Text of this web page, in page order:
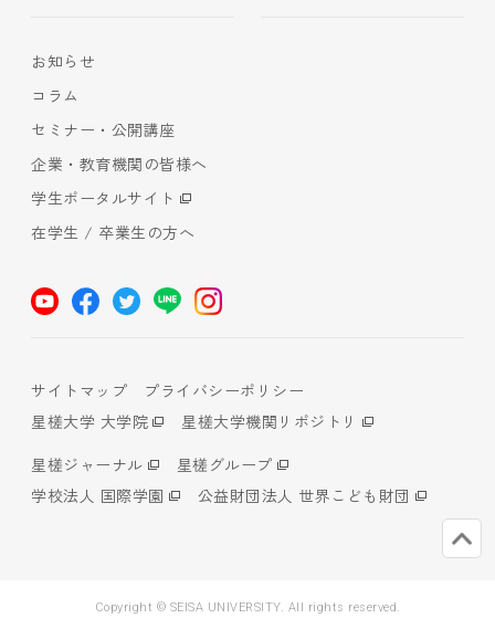
お知らせ
コラム
セミナー・公開講座
企業・教育機関の皆様へ
学生ポータルサイト
在学生 / 卒業生の方へ
サイトマップ
プライバシーポリシー
星槎大学 大学院
星槎大学機関リポジトリ
星槎ジャーナル
星槎グループ
学校法人 国際学園
公益財団法人 世界こども財団
Copyright © SEISA UNIVERSITY. All rights reserved.